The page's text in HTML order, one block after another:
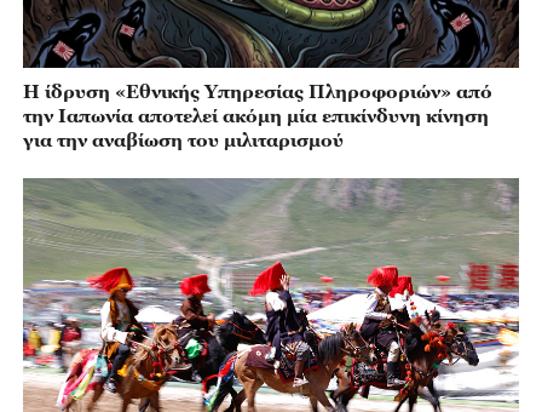
Η ίδρυση «Εθνικής Υπηρεσίας Πληροφοριών» από
την Ιαπωνία αποτελεί ακόμη μία επικίνδυνη κίνηση
για την αναβίωση του μιλιταρισμού